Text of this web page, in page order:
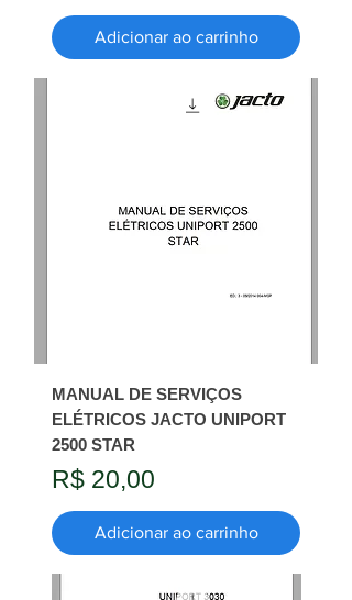
Adicionar ao carrinho
MANUAL DE SERVIÇOS
ELÉTRICOS JACTO UNIPORT
2500 STAR
Preço
R$ 20,00
Adicionar ao carrinho